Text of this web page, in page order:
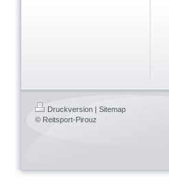
Druckversion | Sitemap
© Reitsport-Pirouz